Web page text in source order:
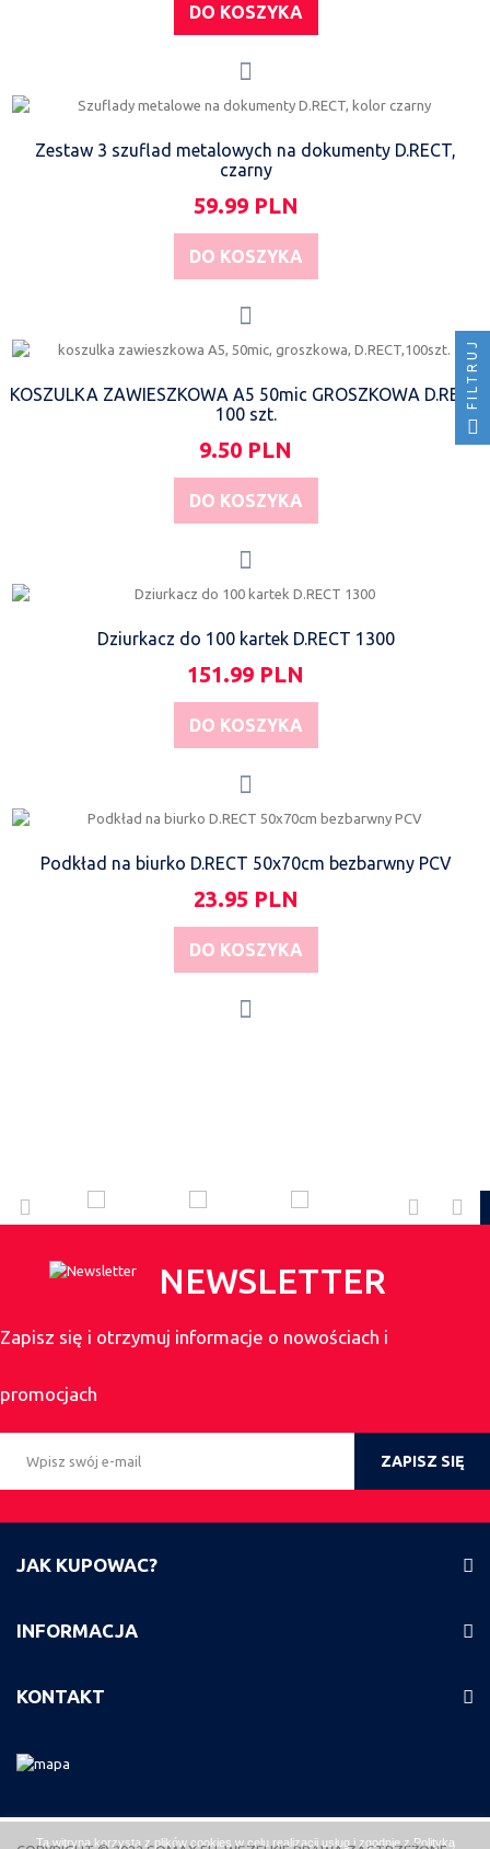
DO KOSZYKA
Zestaw 3 szuflad metalowych na dokumenty D.RECT,
czarny
59.99 PLN
DO KOSZYKA
KOSZULKA ZAWIESZKOWA A5 50mic GROSZKOWA D.RECT
100 szt.
9.50 PLN
DO KOSZYKA
Dziurkacz do 100 kartek D.RECT 1300
151.99 PLN
DO KOSZYKA
Podkład na biurko D.RECT 50x70cm bezbarwny PCV
23.95 PLN
DO KOSZYKA
NEWSLETTER
Zapisz się i otrzymuj informacje o nowościach i
promocjach
ZAPISZ SIĘ
JAK KUPOWAC?
INFORMACJA
KONTAKT
Ta witryna korzysta z plików cookies w celu realizacji usług i zgodnie z Polityką
FILTRUJ